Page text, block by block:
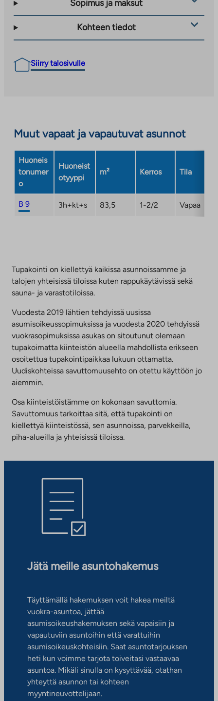
Sopimus ja maksut
Kohteen tiedot
Siirry talosivulle
Muut vapaat ja vapautuvat asunnot
Huoneis
tonumer
o
Huoneist
otyyppi
m² Kerros Tila
B 9 3h+kt+s 83,5 1-2/2 Vapaa
Tupakointi on kiellettyä kaikissa asunnoissamme ja
talojen yhteisissä tiloissa kuten rappukäytävissä sekä
sauna- ja varastotiloissa.
Vuodesta 2019 lähtien tehdyissä uusissa
asumisoikeussopimuksissa ja vuodesta 2020 tehdyissä
vuokrasopimuksissa asukas on sitoutunut olemaan
tupakoimatta kiinteistön alueella mahdollista erikseen
osoitettua tupakointipaikkaa lukuun ottamatta.
Uudiskohteissa savuttomuusehto on otettu käyttöön jo
aiemmin.
Osa kiinteistöistämme on kokonaan savuttomia.
Savuttomuus tarkoittaa sitä, että tupakointi on
kiellettyä kiinteistössä, sen asunnoissa, parvekkeilla,
piha-alueilla ja yhteisissä tiloissa.
Jätä meille asuntohakemus
Täyttämällä hakemuksen voit hakea meiltä
vuokra-asuntoa, jättää
asumisoikeushakemuksen sekä vapaisiin ja
vapautuviin asuntoihin että varattuihin
asumisoikeuskohteisiin. Saat asuntotarjouksen
heti kun voimme tarjota toiveitasi vastaavaa
asuntoa. Mikäli sinulla on kysyttävää, otathan
yhteyttä asunnon tai kohteen
myyntineuvottelijaan.